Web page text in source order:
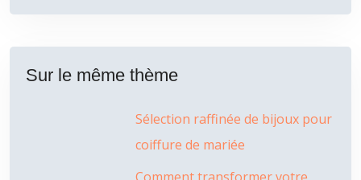
Sur le même thème
Sélection raffinée de bijoux pour
coiffure de mariée